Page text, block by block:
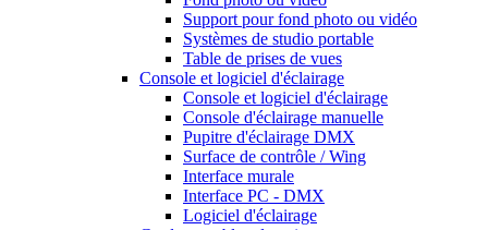
Support pour fond photo ou vidéo
Systèmes de studio portable
Table de prises de vues
Console et logiciel d'éclairage
Console et logiciel d'éclairage
Console d'éclairage manuelle
Pupitre d'éclairage DMX
Surface de contrôle / Wing
Interface murale
Interface PC - DMX
Logiciel d'éclairage